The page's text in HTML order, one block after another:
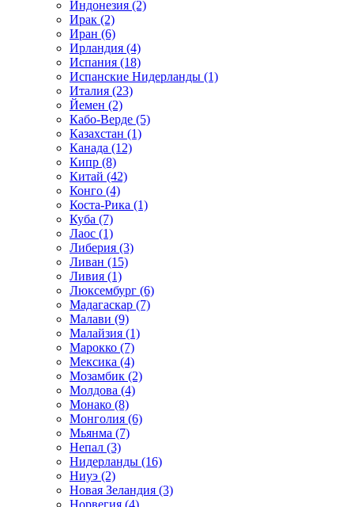
Индонезия (2)
Ирак (2)
Иран (6)
Ирландия (4)
Испания (18)
Испанские Нидерланды (1)
Италия (23)
Йемен (2)
Кабо-Верде (5)
Казахстан (1)
Канада (12)
Кипр (8)
Китай (42)
Конго (4)
Коста-Рика (1)
Куба (7)
Лаос (1)
Либерия (3)
Ливан (15)
Ливия (1)
Люксембург (6)
Мадагаскар (7)
Малави (9)
Малайзия (1)
Марокко (7)
Мексика (4)
Мозамбик (2)
Молдова (4)
Монако (8)
Монголия (6)
Мьянма (7)
Непал (3)
Нидерланды (16)
Ниуэ (2)
Новая Зеландия (3)
Норвегия (4)